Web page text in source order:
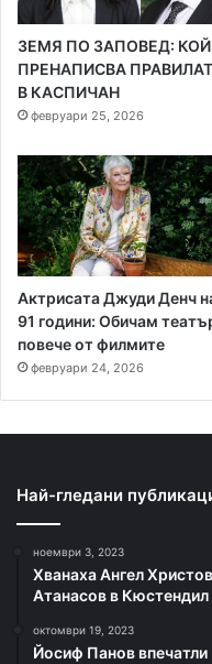
ЗЕМЯ ПО ЗАПОВЕД: КОЙ
ПРЕНАПИСВА
В КАСПИЧАН
февруари 25, 2026
Актрисата Джуди Денч
91 години: Обичам
повече от филмите
февруари 24, 2026
Най-гледани
ноември 3, 2023
Хванаха Ангел
Атанасов в Кюстендил
октомври 19, 2023
Йосиф Панов